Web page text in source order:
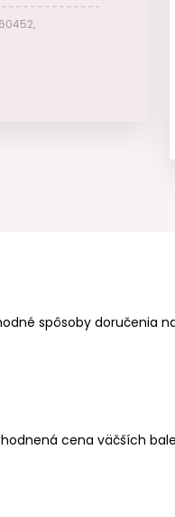
spôsoby doručenia
cena väčších